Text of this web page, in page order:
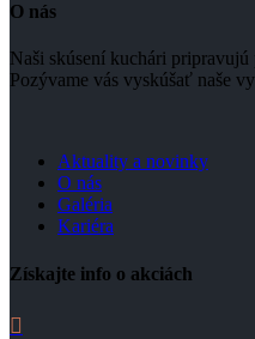
O nás
Naši skúsení kuchári
Pozývame vás vyskúšať naše
Aktuality a novinky
O nás
Galéria
Kariéra
Získajte info o akciách
